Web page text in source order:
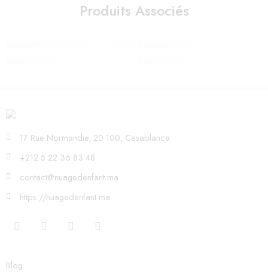
Produits Associés
17 Rue Normandie, 20 100, Casablanca
+212 5 22 36 83 48
contact@nuagedenfant.ma
https://nuagedenfant.ma
Blog